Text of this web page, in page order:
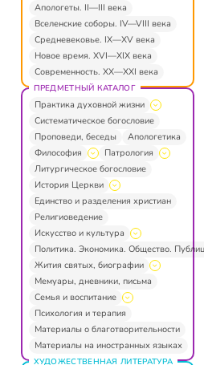
Апологеты. II—III века
Вселенские соборы. IV—VIII века
Средневековье. IX—XV века
Новое время. XVI—XIX века
Современность. XX—XXI века
ПРЕДМЕТНЫЙ КАТАЛОГ
Практика духовной жизни
Систематическое богословие
Проповеди, беседы
Апологетика
Философия
Патрология
Литургическое богословие
История Церкви
Единство и разделения христиан
Религиоведение
Искусство и культура
Политика. Экономика. Общество.
Жития святых, биографии
Мемуары, дневники, письма
Семья и воспитание
Психология и терапия
Материалы о благотворительности
Материалы на иностранных языках
ХУДОЖЕСТВЕННАЯ ЛИТЕРАТУРА